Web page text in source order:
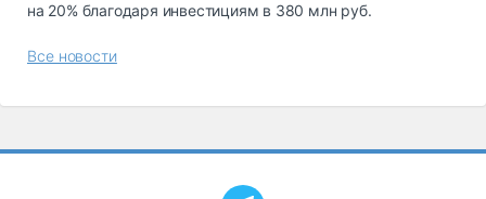
на 20% благодаря инвестициям в 380 млн руб.
Все новости